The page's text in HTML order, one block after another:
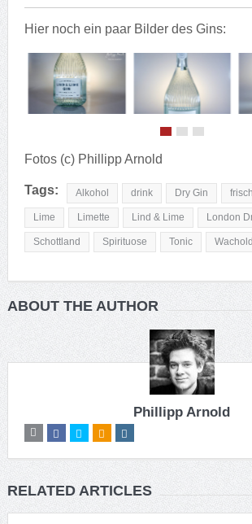
Hier noch ein paar Bilder des Gins:
Fotos (c) Phillipp Arnold
Tags: Alkohol drink Dry Gin frisch
Lime Limette Lind & Lime London
Schottland Spirituose Tonic
ABOUT THE AUTHOR
Phillipp Arnold
RELATED ARTICLES